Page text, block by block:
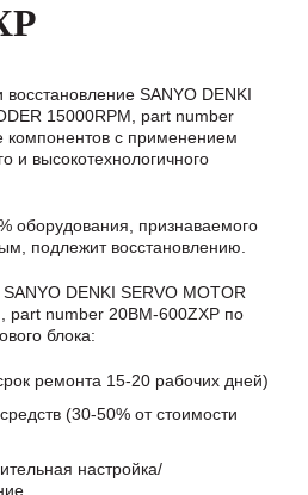
SANYO DENKI
15000RPM, part number
компонентов с применением
и высокотехнологичного
оборудования, признаваемого
подлежит восстановлению.
DENKI SERVO MOTOR
part number 20BM-600ZXP по
блока:
ремонта 15-20 рабочих дней)
(30-50% от стоимости
настройка/